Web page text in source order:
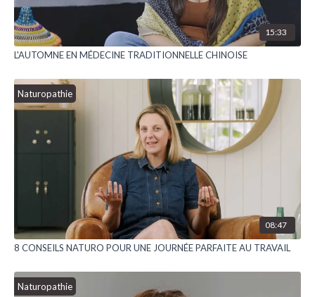
15:33
L'AUTOMNE EN MÉDECINE TRADITIONNELLE CHINOISE
Naturopathie
08:47
8 CONSEILS NATURO POUR UNE JOURNÉE PARFAITE AU TRAVAIL
Naturopathie